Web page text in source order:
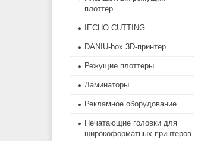
плоттер
IECHO CUTTING
DANIU-box 3D-принтер
Режущие плоттеры
Ламинаторы
Рекламное оборудование
Печатающие головки для
широкоформатных принтеров